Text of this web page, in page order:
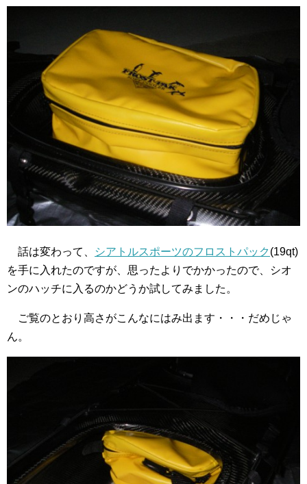
話は変わって、 シアトルスポーツのフロストパック (19qt)
を手に入れたのですが、思ったよりでかかったので、シオ
ンのハッチに入るのかどうか試してみました。
ご覧のとおり高さがこんなにはみ出ます・・・だめじゃ
ん。